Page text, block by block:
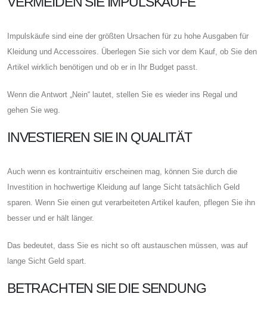
Impulskäufe sind eine der größten Ursachen für zu hohe Ausgaben für
Kleidung und Accessoires. Überlegen Sie sich vor dem Kauf, ob Sie den
Artikel wirklich benötigen und ob er in Ihr Budget passt.
Wenn die Antwort „Nein“ lautet, stellen Sie es wieder ins Regal und
gehen Sie weg.
INVESTIEREN SIE IN QUALITÄT
Auch wenn es kontraintuitiv erscheinen mag, können Sie durch die
Investition in hochwertige Kleidung auf lange Sicht tatsächlich Geld
sparen. Wenn Sie einen gut verarbeiteten Artikel kaufen, pflegen Sie ihn
besser und er hält länger.
Das bedeutet, dass Sie es nicht so oft austauschen müssen, was auf
lange Sicht Geld spart.
BETRACHTEN SIE DIE SENDUNG